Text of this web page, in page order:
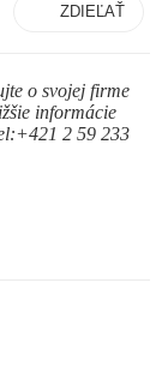
ZDIEĽAŤ
o svojej firme
informácie
2 59 233